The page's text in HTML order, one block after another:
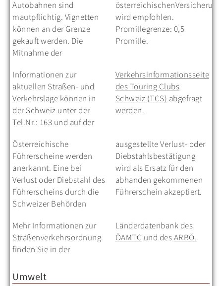
Autobahnen sind
mautpflichtig. Vignetten
können an der Grenze
gekauft werden. Die
Mitnahme der
österreichischenVersicherungskarte
wird empfohlen.
Promillegrenze: 0,5
Promille.
Informationen zur
aktuellen Straßen- und
Verkehrslage können in
der Schweiz unter der
Tel.Nr.: 163 und auf der
Verkehrsinformationsseite
des Touring Clubs
Schweiz (TCS) abgefragt
werden.
Österreichische
Führerscheine werden
anerkannt. Eine bei
Verlust oder Diebstahl des
Führerscheins durch die
Schweizer Behörden
ausgestellte Verlust- oder
Diebstahlsbestätigung
wird als Ersatz für den
abhanden gekommenen
Führerschein akzeptiert.
Mehr Informationen zur
Straßenverkehrsordnung
finden Sie in der
Länderdatenbank des
ÖAMTC und desARBÖ.
Umwelt